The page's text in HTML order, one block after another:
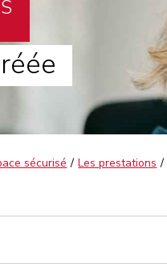
sécurisé Les prestations